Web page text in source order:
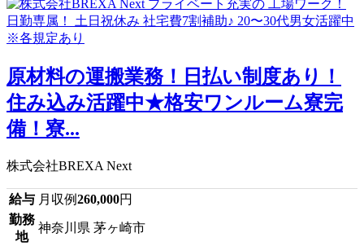
原材料の運搬業務！日払い制度あり！
住み込み活躍中★格安ワンルーム寮完
備！寮...
株式会社BREXA Next
給与 月収例260,000円
勤務
地
神奈川県 茅ヶ崎市